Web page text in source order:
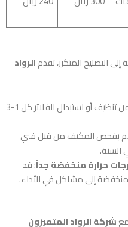
التصليح المتكرر، تقدمالرواد
: تأكد من تنظيف أو استبدال الفلاتر كل 1-3
بفحص المكيف من قبل فني
السنة.
حرارة منخفضة جداً: قد
إلى مشاكل في الأداء.
شركة الرواد المتميزون